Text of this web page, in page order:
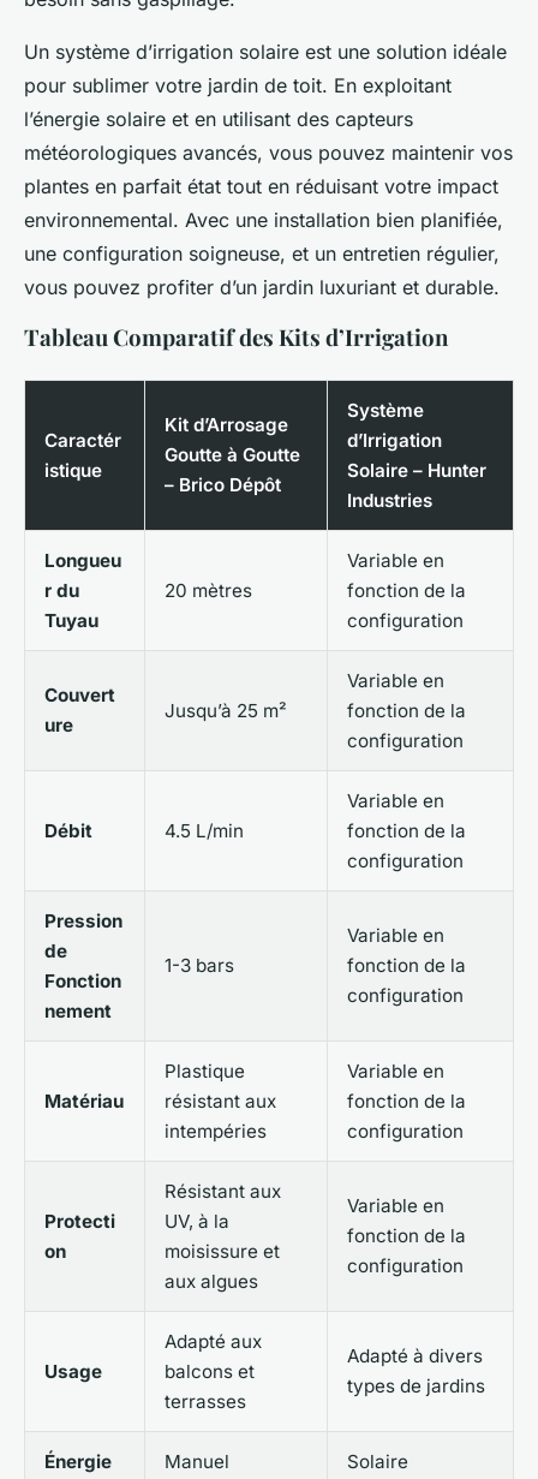
Un système d’irrigation solaire est une solution idéale
pour sublimer votre jardin de toit. En exploitant
l’énergie solaire et en utilisant des capteurs
météorologiques avancés, vous pouvez maintenir vos
plantes en parfait état tout en réduisant votre impact
environnemental. Avec une installation bien planifiée,
une configuration soigneuse, et un entretien régulier,
vous pouvez profiter d’un jardin luxuriant et durable.
Tableau Comparatif des Kits d’Irrigation
Caractér
istique
Kit d’Arrosage
Goutte à Goutte
– Brico Dépôt
Système
d’Irrigation
Solaire – Hunter
Industries
Longueu
r du
Tuyau
20 mètres
Variable en
fonction de la
configuration
Couvert
ure
Jusqu’à 25 m²
Variable en
fonction de la
configuration
Débit 4.5 L/min
Variable en
fonction de la
configuration
Pression
de
Fonction
nement
1-3 bars
Variable en
fonction de la
configuration
Matériau
Plastique
résistant aux
intempéries
Variable en
fonction de la
configuration
Protecti
on
Résistant aux
UV, à la
moisissure et
aux algues
Variable en
fonction de la
configuration
Usage
Adapté aux
balcons et
terrasses
Adapté à divers
types de jardins
Énergie Manuel Solaire